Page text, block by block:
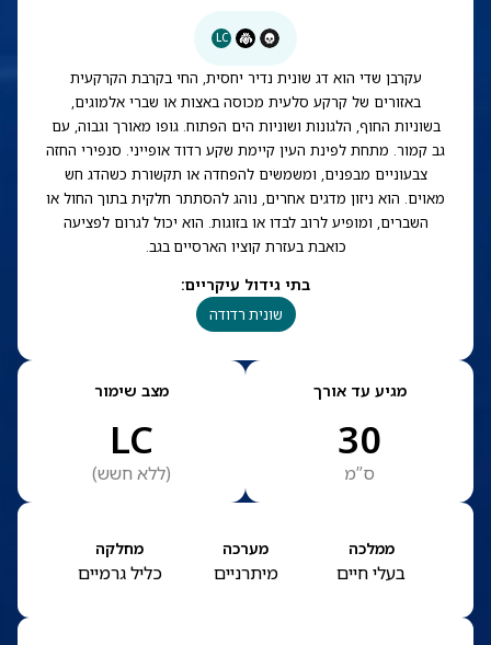
LC
עקרבן שדי הוא דג שונית נדיר יחסית, החי בקרבת הקרקעית
באזורים של קרקע סלעית מכוסה באצות או שברי אלמוגים,
בשוניות החוף, הלגונות ושוניות הים הפתוח. גופו מאורך וגבוה, עם
גב קמור. מתחת לפינת העין קיימת שקע רדוד אופייני. סנפירי החזה
צבעוניים מבפנים, ומשמשים להפחדה או תקשורת כשהדג חש
מאוים. הוא ניזון מדגים אחרים, נוהג להסתתר חלקית בתוך החול או
השברים, ומופיע לרוב לבדו או בזוגות. הוא יכול לגרום לפציעה
כואבת בעזרת קוציו הארסיים בגב.
בתי גידול עיקריים:
שונית רדודה
מגיע עד אורך
30
ס”מ
מצב שימור
LC
(ללא חשש)
ממלכה
בעלי חיים
מערכה
מיתרניים
מחלקה
כליל גרמיים